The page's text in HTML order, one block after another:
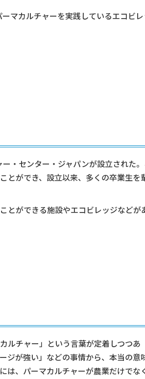
マカルチャーを実践しているエコビレ
・センター・ジャパンが設立された。
とができ、設立以来、多くの卒業生を
とができる施設やエコビレッジなどが
ルチャー」という言葉が定着しつつあ
ジが強い」などの事情から、本当の意
は、パーマカルチャーが農業だけでな